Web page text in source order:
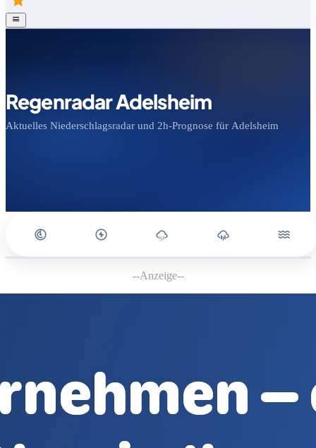
Regenradar Adelsheim
Aktuelles Niederschlagsradar und 2h-Prognose für Adelsheim
--Anzeige--